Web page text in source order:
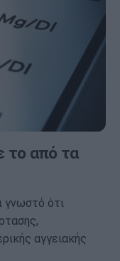
το από τα
γνωστό ότι
αγγειακής